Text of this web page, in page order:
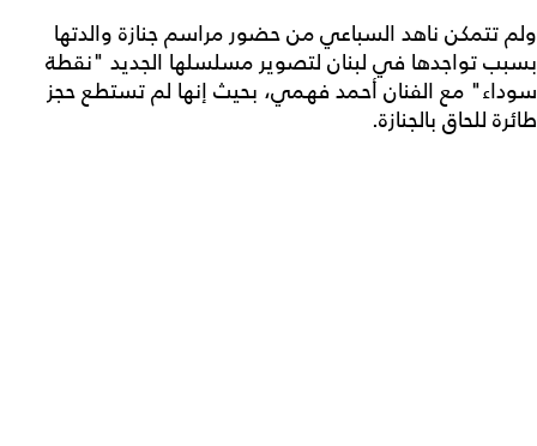
ولم تتمكن ناهد السباعي من حضور مراسم جنازة والدتها
بسبب تواجدها في لبنان لتصوير مسلسلها الجديد "نقطة
سوداء" مع الفنان أحمد فهمي، بحيث إنها لم تستطع حجز
طائرة للحاق بالجنازة.